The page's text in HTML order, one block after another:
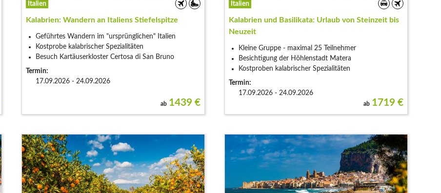
Italien
Kalabrien: Wandern an Italiens Stiefelspitze
Geführtes Wandern im "ursprünglichen" Italien
Kostprobe kalabrischer Spezialitäten
Besuch Kartäuserkloster Certosa di San Bruno
Termin:
17.09.2026 - 24.09.2026
ab 1439 €
Italien
Kalabrien und Basilikata: Urlaub von Steinzeit bis
Neuzeit
Kleine Gruppe - maximal 25 Teilnehmer
Besichtigung der Höhlenstadt Matera
Kostproben kalabrischer Spezialitäten
Termin:
17.09.2026 - 24.09.2026
ab 1719 €